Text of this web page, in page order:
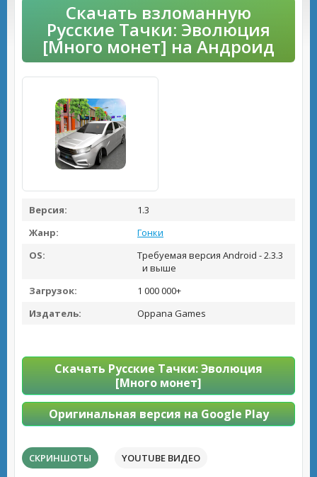
Скачать взломанную
Русские Тачки: Эволюция
[Много монет] на Андроид
Версия:
1.3
Жанр:
Гонки
OS:
Требуемая версия Android - 2.3.3
и выше
Загрузок:
1 000 000+
Издатель:
Oppana Games
Скачать Русские Тачки: Эволюция
[Много монет]
Оригинальная версия на Google Play
СКРИНШОТЫ YOUTUBE ВИДЕО